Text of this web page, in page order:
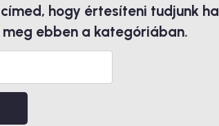
hogy értesíteni tudjunk
ebben a kategóriában.